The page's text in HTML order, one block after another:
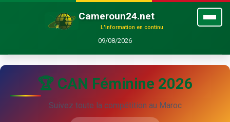
Cameroun24.net
L'information en continu
09/08/2026
🏆 CAN Féminine 2026
Suivez toute la compétition au Maroc